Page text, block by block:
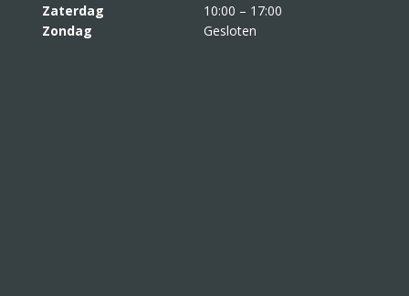
Zaterdag
10:00 – 17:00
Zondag
Gesloten